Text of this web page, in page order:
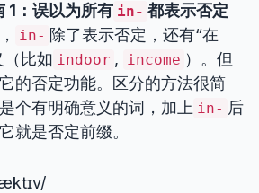
1：误以为所有 in- 都表示否定
in- 除了表示否定，还有“在
（比如 indoor , income ）。但
的否定功能。区分的方法很简
个有明确意义的词，加上 in- 后
就是否定前缀。